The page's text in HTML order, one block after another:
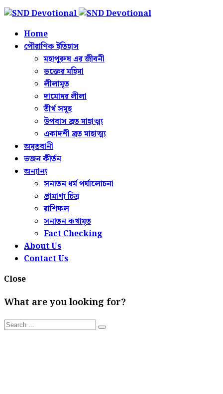
Home
পৌরাণিক ইতিহাস
মহাপুরুষ এর জীবনী
ভক্তের মহিমা
লীলামৃত
দামোদর লীলা
তীর্থ সমূহ
উপবাস ব্রত মাহাত্ম্য
একাদশী ব্রত মাহাত্ম্য
অমৃতবানী
ভজন কীর্তন
অন্যান্য
সনাতন ধর্ম পর্যালোচনা
প্রামাণ্য চিত্র
রাশিফল
সনাতন কথামৃত
Fact Checking
About Us
Contact Us
Close
What are you looking for?